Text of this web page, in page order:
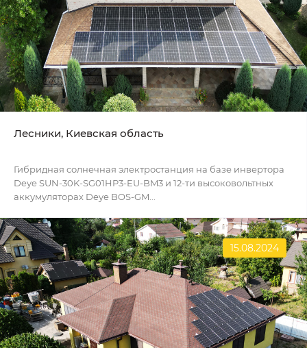
Лесники, Киевская область
Гибридная солнечная электростанция на базе инвертора
Deye SUN-30K-SG01HP3-EU-BM3 и 12-ти высоковольтных
аккумуляторах Deye BOS-GM...
15.08.2024